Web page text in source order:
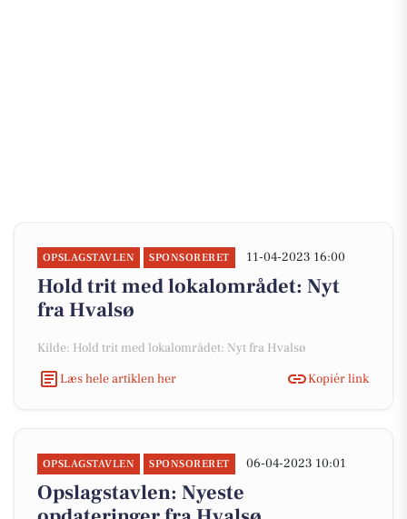
OPSLAGSTAVLEN SPONSORERET 11-04-2023 16:00
Hold trit med lokalområdet: Nyt
fra Hvalsø
Kilde: Hold trit med lokalområdet: Nyt fra Hvalsø
Læs hele artiklen her
Kopiér link
OPSLAGSTAVLEN SPONSORERET 06-04-2023 10:01
Opslagstavlen: Nyeste